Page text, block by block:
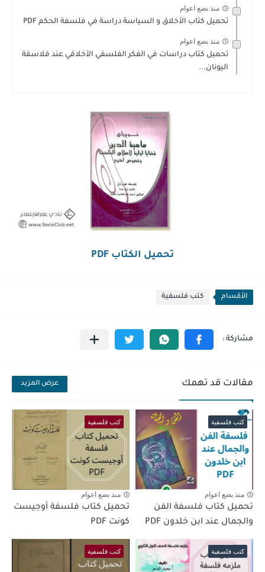
منذ بضع اعوام
تحميل كتاب الأخلاق و السياسة دراسة في فلسفة الحكم PDF
منذ بضع اعوام
تحميل كتاب دراسات في الفكر الفلسفي الأخلاقي عند فلاسفة
اليونان...
تحميل الكتاب PDF
الأقسام كتب فلسفية
مقالات قد تهمك عرض المزيد
كتب فلسفية
منذ بضع اعوام
تحميل كتاب فلسفة الفن
والجمال عند ابن خلدون PDF
كتب فلسفية
منذ بضع اعوام
تحميل كتاب فلسفة أوجيست
كونت PDF
كتب فلسفية كتب فلسفية